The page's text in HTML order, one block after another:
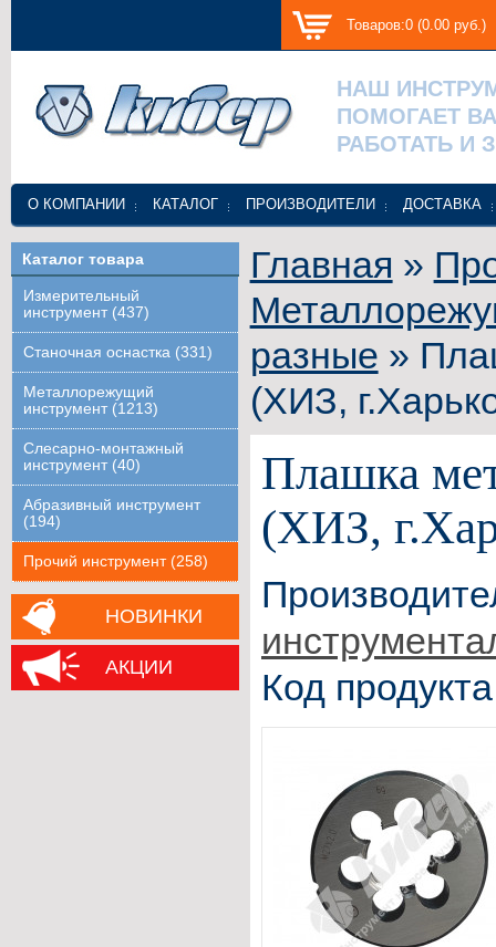
Товаров:0 (0.00 руб.)
НАШ
ПОМОГАЕТ
РАБОТАТЬ И
О КОМПАНИИ КАТАЛОГ ПРОИЗВОДИТЕЛИ ДОСТАВКА
Каталог товара
Измерительный
инструмент (437)
Станочная оснастка (331)
Металлорежущий
инструмент (1213)
Слесарно-монтажный
инструмент (40)
Абразивный инструмент
(194)
Прочий инструмент (258)
НОВИНКИ
АКЦИИ
Главная »
разные »
(ХИЗ,
Плашка
(ХИЗ,
Код